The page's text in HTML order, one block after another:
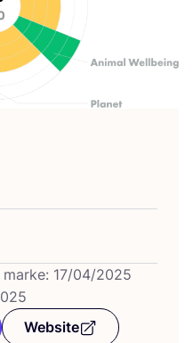
17/04/2025
Website